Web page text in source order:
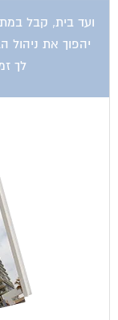
ועד בית, קבל
יהפוך את ניהול
לך